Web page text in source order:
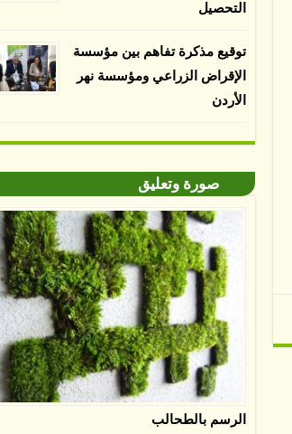
التحصيل
توقيع مذكرة تفاهم بين مؤسسة
الإقراض الزراعي ومؤسسة نهر
الأردن
صورة وتعليق
الرسم بالطحالب